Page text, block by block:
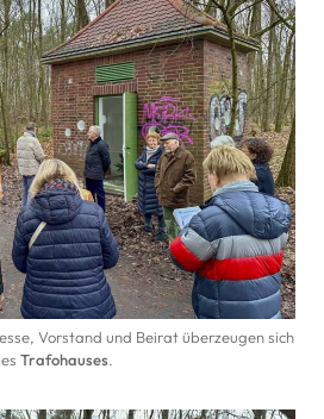
Vorstand und Beirat überzeugen sich
Trafohauses.